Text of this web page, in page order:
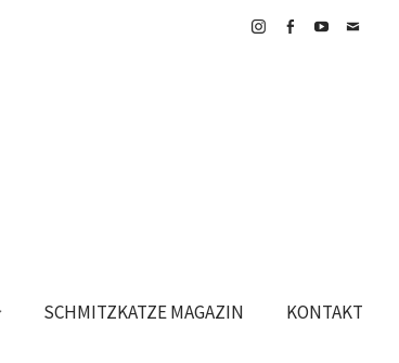
SCHMITZKATZE MAGAZIN KONTAKT